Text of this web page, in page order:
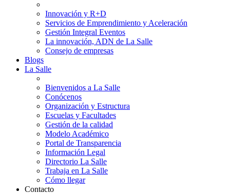
Innovación y R+D
Servicios de Emprendimiento y Aceleración
Gestión Integral Eventos
La innovación, ADN de La Salle
Consejo de empresas
Blogs
La Salle
Bienvenidos a La Salle
Conócenos
Organización y Estructura
Escuelas y Facultades
Gestión de la calidad
Modelo Académico
Portal de Transparencia
Información Legal
Directorio La Salle
Trabaja en La Salle
Cómo llegar
Contacto